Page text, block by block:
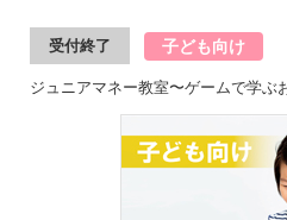
受付終了 子ども向け
ジュニアマネー教室〜ゲームで学ぶ